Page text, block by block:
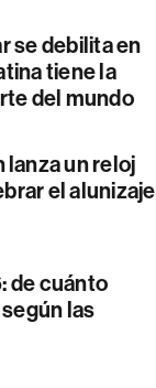
se debilita en
tiene la
del mundo
lanza un reloj
el alunizaje
de cuánto
las